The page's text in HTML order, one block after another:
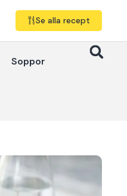
Se alla recept
Soppor